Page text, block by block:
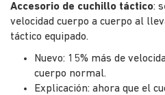
Accesorio de cuchillo táctico:
velocidad cuerpo a cuerpo al
táctico equipado.
Nuevo: 15% más de
cuerpo normal.
Explicación: ahora que el